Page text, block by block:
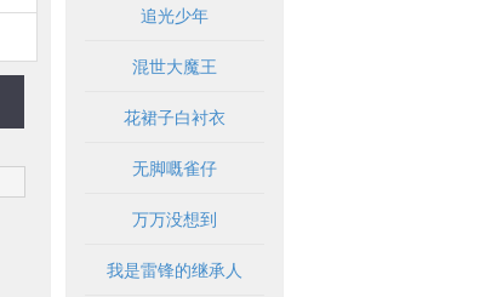
追光少年
混世大魔王
花裙子白衬衣
无脚嘅雀仔
万万没想到
我是雷锋的继承人